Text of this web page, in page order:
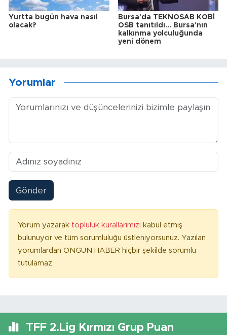
Yurtta bugün hava nasıl
olacak?
Bursa'da TEKNOSAB KOBİ
OSB tanıtıldı... Bursa'nın
kalkınma yolculuğunda
yeni dönem
Yorumlar
Gönder
Yorum yazarak topluluk kurallarımızı kabul etmiş
bulunuyor ve tüm sorumluluğu üstleniyorsunuz. Yazılan
yorumlardan ONGUN HABER hiçbir şekilde sorumlu
tutulamaz.
TFF 2.Lig Kırmızı Grup Puan